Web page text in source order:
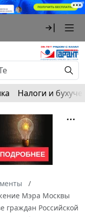
Налоги и
Мэра Москвы
граждан Российской